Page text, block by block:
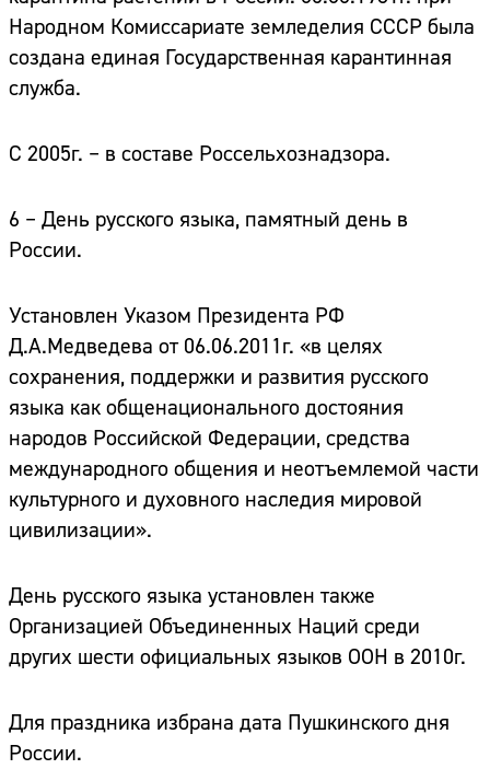
Народном Комиссариате земледелия СССР была
создана единая Государственная карантинная
служба.
С 2005г. – в составе Россельхознадзора.
6 – День русского языка, памятный день в
России.
Установлен Указом Президента РФ
Д.А.Медведева от 06.06.2011г. «в целях
сохранения, поддержки и развития русского
языка как общенационального достояния
народов Российской Федерации, средства
международного общения и неотъемлемой части
культурного и духовного наследия мировой
цивилизации».
День русского языка установлен также
Организацией Объединенных Наций среди
других шести официальных языков ООН в 2010г.
Для праздника избрана дата Пушкинского дня
России.